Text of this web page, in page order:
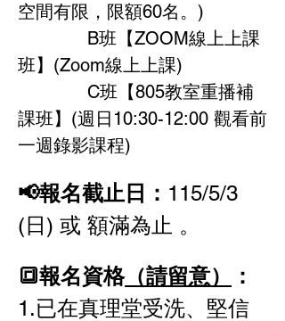
空間有限，限額60名。)
班】(Zoom線上上課)
課班】(週日10:30-12:00 觀看前
一週錄影課程)
📢報名截止日： 115/5/3
(日) 或 額滿為止 。
🔳報名資格（請留意）
：
1.已在真理堂受洗、堅信